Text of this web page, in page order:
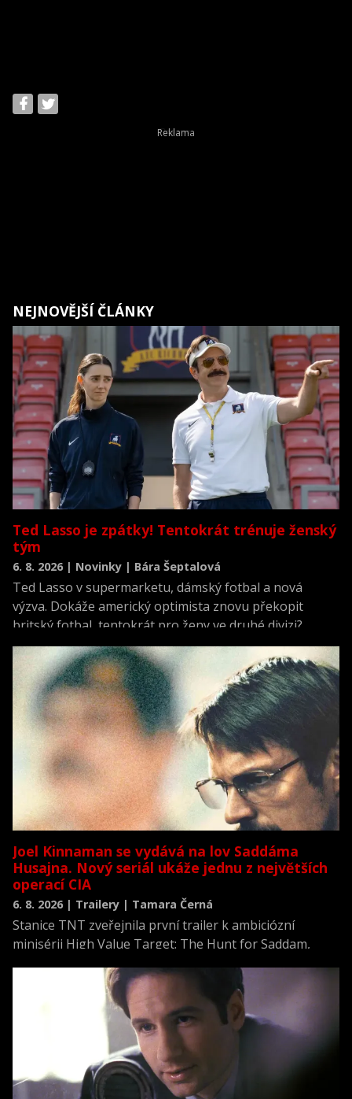
NEJNOVĚJŠÍ ČLÁNKY
Ted Lasso je zpátky! Tentokrát trénuje ženský
tým
6. 8. 2026 | Novinky | Bára Šeptalová
Ted Lasso v supermarketu, dámský fotbal a nová
výzva. Dokáže americký optimista znovu překopit
britský fotbal, tentokrát pro ženy ve druhé divizi?
Joel Kinnaman se vydává na lov Saddáma
Husajna. Nový seriál ukáže jednu z největších
operací CIA
6. 8. 2026 | Trailery | Tamara Černá
Stanice TNT zveřejnila první trailer k ambiciózní
minisérii High Value Target: The Hunt for Saddam,
novodobých dějin.